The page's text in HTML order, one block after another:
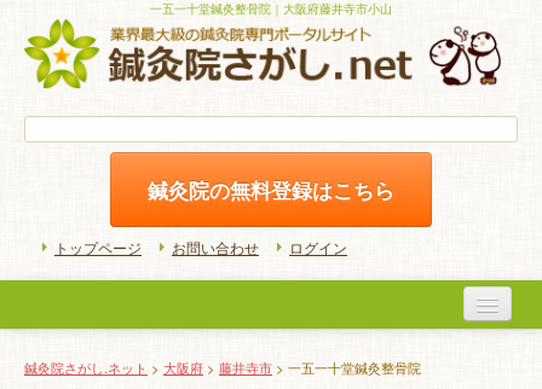
一五一十堂鍼灸整骨院｜大阪府藤井寺市小山
鍼灸院の無料登録はこちら
トップページ お問い合わせ ログイン
鍼灸院さがし.ネット > 大阪府 > 藤井寺市 > 一五一十堂鍼灸整骨院